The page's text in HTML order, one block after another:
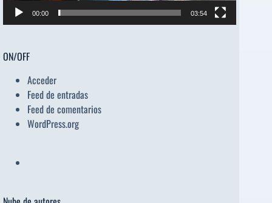
00:00 03:54
ON/OFF
Acceder
Feed de entradas
Feed de comentarios
WordPress.org